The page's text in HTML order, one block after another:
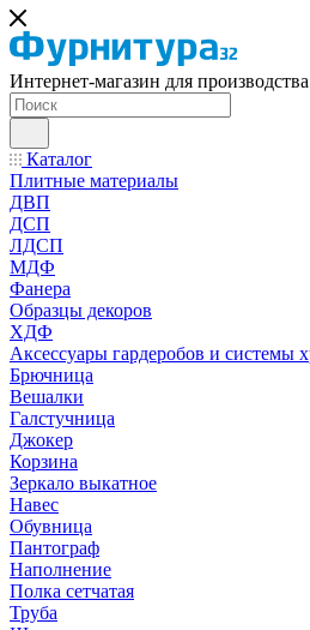
Интернет-магазин для
Каталог
Плитные материалы
ДВП
ДСП
ЛДСП
МДФ
Фанера
Образцы декоров
ХДФ
Аксессуары гардеробов и системы
Брючница
Вешалки
Галстучница
Джокер
Корзина
Зеркало выкатное
Навес
Обувница
Пантограф
Наполнение
Полка сетчатая
Труба